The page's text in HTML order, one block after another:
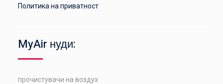
Политика на приватност
MyAir нуди:
прочистувачи на воздух